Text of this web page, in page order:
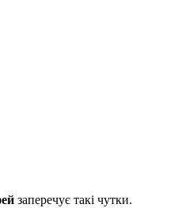
заперечує такі чутки.